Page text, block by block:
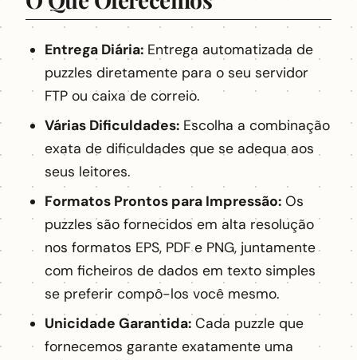
Entrega Diária: Entrega automatizada de
puzzles diretamente para o seu servidor
FTP ou caixa de correio.
Várias Dificuldades: Escolha a combinação
exata de dificuldades que se adequa aos
seus leitores.
Formatos Prontos para Impressão: Os
puzzles são fornecidos em alta resolução
nos formatos EPS, PDF e PNG, juntamente
com ficheiros de dados em texto simples
se preferir compô-los você mesmo.
Unicidade Garantida: Cada puzzle que
fornecemos garante exatamente uma